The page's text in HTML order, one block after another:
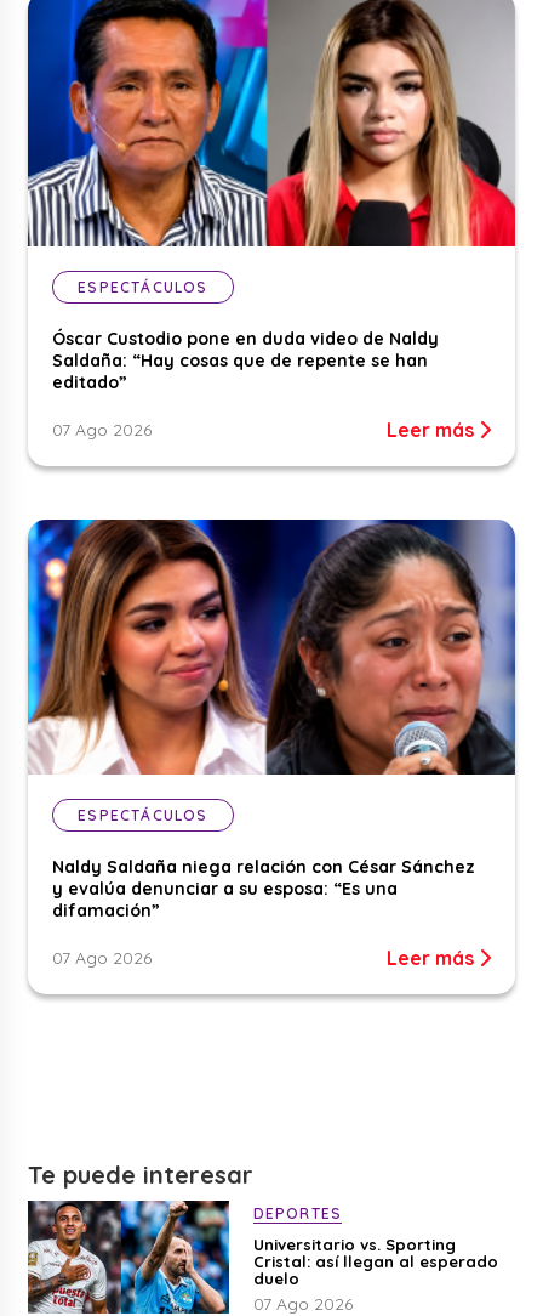
ESPECTÁCULOS
Óscar Custodio pone en duda video de Naldy
Saldaña: “Hay cosas que de repente se han
editado”
07 Ago 2026 Leer más
ESPECTÁCULOS
Naldy Saldaña niega relación con César Sánchez
y evalúa denunciar a su esposa: “Es una
difamación”
07 Ago 2026 Leer más
Te puede interesar
DEPORTES
Universitario vs. Sporting
Cristal: así llegan al esperado
duelo
07 Ago 2026